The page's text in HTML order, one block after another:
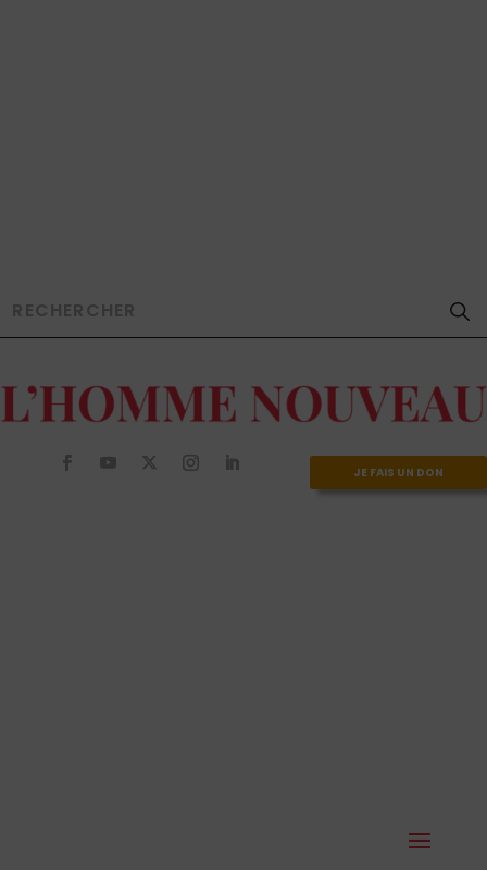
JE FAIS UN DON